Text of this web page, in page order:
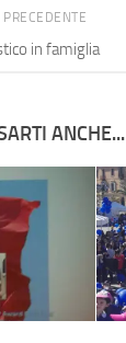
in famiglia
ANCHE...